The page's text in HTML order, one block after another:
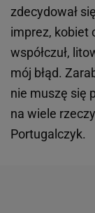
zdecydował
imprez, kobiet
współczuł,
mój błąd.
nie muszę się
na wiele
Portugalczyk.